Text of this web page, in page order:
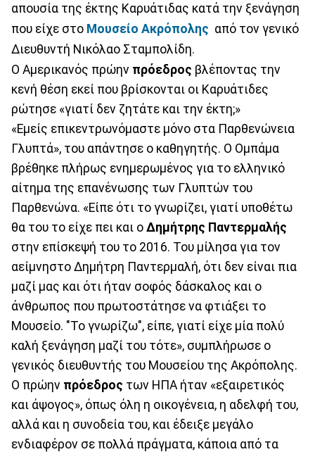
απουσία της έκτης Καρυάτιδας κατά την ξενάγηση
που είχε στο Μουσείο Ακρόπολης από τον γενικό
Διευθυντή Νικόλαο Σταμπολίδη.
Ο Αμερικανός πρώην πρόεδρος βλέποντας την
κενή θέση εκεί που βρίσκονται οι Καρυάτιδες
ρώτησε «γιατί δεν ζητάτε και την έκτη;»
«Εμείς επικεντρωνόμαστε μόνο στα Παρθενώνεια
Γλυπτά», του απάντησε ο καθηγητής. Ο Ομπάμα
βρέθηκε πλήρως ενημερωμένος για το ελληνικό
αίτημα της επανένωσης των Γλυπτών του
Παρθενώνα. «Είπε ότι το γνωρίζει, γιατί υποθέτω
θα του το είχε πει και ο Δημήτρης Παντερμαλής
στην επίσκεψή του το 2016. Του μίλησα για τον
αείμνηστο Δημήτρη Παντερμαλή, ότι δεν είναι πια
μαζί μας και ότι ήταν σοφός δάσκαλος και ο
άνθρωπος που πρωτοστάτησε να φτιάξει το
Μουσείο. "Το γνωρίζω", είπε, γιατί είχε μία πολύ
καλή ξενάγηση μαζί του τότε», συμπλήρωσε ο
γενικός διευθυντής του Μουσείου της Ακρόπολης.
Ο πρώην πρόεδρος των ΗΠΑ ήταν «εξαιρετικός
και άψογος», όπως όλη η οικογένεια, η αδελφή του,
αλλά και η συνοδεία του, και έδειξε μεγάλο
ενδιαφέρον σε πολλά πράγματα, κάποια από τα